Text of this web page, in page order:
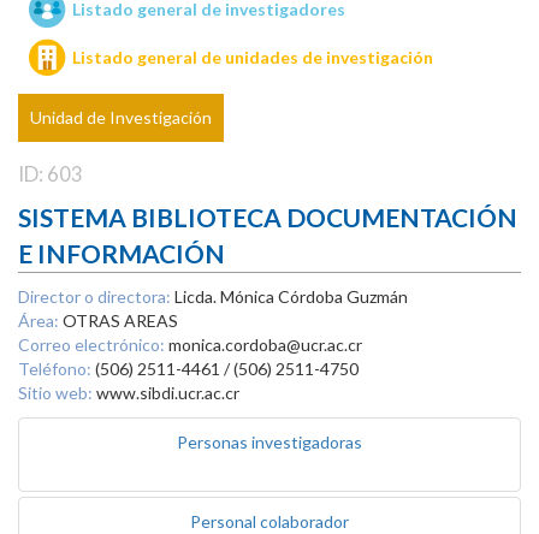
Unidades de investigación
Listado general de investigadores
Listado general de unidades de investigación
Unidad de Investigación
ID: 603
SISTEMA BIBLIOTECA DOCUMENTACIÓN
E INFORMACIÓN
Director o directora: Licda. Mónica Córdoba Guzmán
Área: OTRAS AREAS
Correo electrónico: monica.cordoba@ucr.ac.cr
Teléfono: (506) 2511-4461 / (506) 2511-4750
Sitio web: www.sibdi.ucr.ac.cr
Personas investigadoras
Personal colaborador